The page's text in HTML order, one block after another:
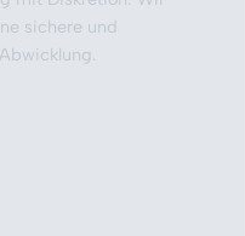
sichere und